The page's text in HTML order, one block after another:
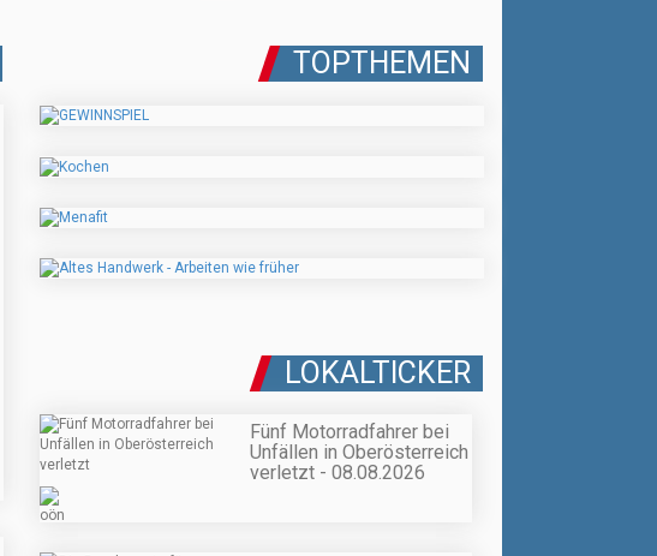
TOPTHEMEN
LOKALTICKER
Fünf Motorradfahrer bei
Unfällen in Oberösterreich
verletzt - 08.08.2026